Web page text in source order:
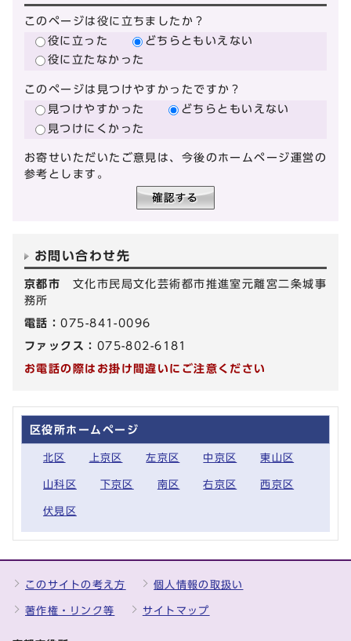
このページは役に立ちましたか？
役に立った
どちらともいえない
役に立たなかった
このページは見つけやすかったですか？
見つけやすかった
どちらともいえない
見つけにくかった
お寄せいただいたご意見は、今後のホームページ運営の
参考とします。
お問い合わせ先
京都市 文化市民局文化芸術都市推進室元離宮二条城事
務所
電話：075-841-0096
ファックス： 075-802-6181
お電話の際はお掛け間違いにご注意ください
区役所ホームページ
北区 上京区 左京区 中京区 東山区
山科区 下京区 南区 右京区 西京区
伏見区
このサイトの考え方 個人情報の取扱い
著作権・リンク等 サイトマップ